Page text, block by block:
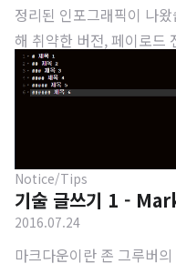
정리된 인포그래픽이 나
해 취약한 버전, 페이로드
하고, 이를 바탕으로 내부
여 최종적으로 민감한 데
도록 설정합니다.깔끔하
ce) > 공격(Exploitation)
nnaissance) > 후속 공격
engthen foothold) > 유
어 있음을 볼 수 있습니다.
로..
Notice/Tips
기술 글쓰기 1 -
2016.07.24
마크다운이란 존 그루버